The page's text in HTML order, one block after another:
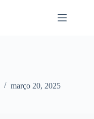
março 20, 2025